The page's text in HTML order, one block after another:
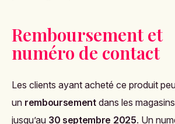
Remboursement et
numéro de contact
Les clients ayant acheté ce produit
un remboursementdans les
jusqu’au 30 septembre 2025. Un